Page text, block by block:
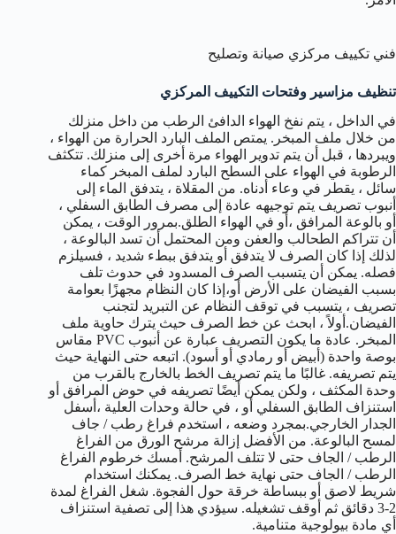
فني تكييف مركزي صيانة وتصليح
تنظيف مزاسير وفتحات التكييف المركزي
في الداخل ، يتم نفخ الهواء الدافئ الرطب من داخل منزلك
من خلال ملف المبخر. يمتص الملف البارد الحرارة من الهواء ،
ويبردها ، قبل أن يتم تدوير الهواء مرة أخرى إلى منزلك. تتكثف
الرطوبة في الهواء على السطح البارد لملف المبخر كماء
سائل ، يقطر في وعاء أدناه. من المقلاة ، يتدفق الماء إلى
أنبوب تصريف يتم توجيهه عادة إلى مصرف الطابق السفلي ،
أو بالوعة المرافق ،أو في الهواء الطلق.بمرور الوقت ، يمكن
أن تتراكم الطحالب والعفن ومن المحتمل أن تسد البالوعة ،
لذلك إذا كان الصرف لا يتدفق أو يتدفق ببطء شديد ، فسيلزم
فصله. يمكن أن يتسبب الصرف المسدود في حدوث تلف
بسبب الفيضان على الأرض أو،إذا كان النظام مجهزًا بعوامة
تصريف ، يتسبب في توقف النظام عن التبريد لتجنب
الفيضان.أولاً ، ابحث عن خط الصرف حيث يترك حاوية ملف
المبخر. عادة ما يكون التصريف عبارة عن أنبوب PVC مقاس
بوصة واحدة (أبيض أو رمادي أو أسود). اتبعه حتى النهاية حيث
يتم تصريفه. غالبًا ما يتم تصريف الخط بالخارج بالقرب من
وحدة المكثف ، ولكن يمكن أيضًا تصريفه في حوض المرافق أو
استنزاف الطابق السفلي أو ، في حالة وحدات العلية ،أسفل
الجدار الخارجي.بمجرد وضعه ، استخدم فراغ رطب / جاف
لمسح البالوعة. من الأفضل إزالة مرشح الورق من الفراغ
الرطب / الجاف حتى لا تتلف المرشح. أمسك خرطوم الفراغ
الرطب / الجاف حتى نهاية خط الصرف. يمكنك استخدام
شريط لاصق أو ببساطة خرقة حول الفجوة. شغل الفراغ لمدة
2-3 دقائق ثم أوقف تشغيله. سيؤدي هذا إلى تصفية استنزاف
أي مادة بيولوجية متنامية.